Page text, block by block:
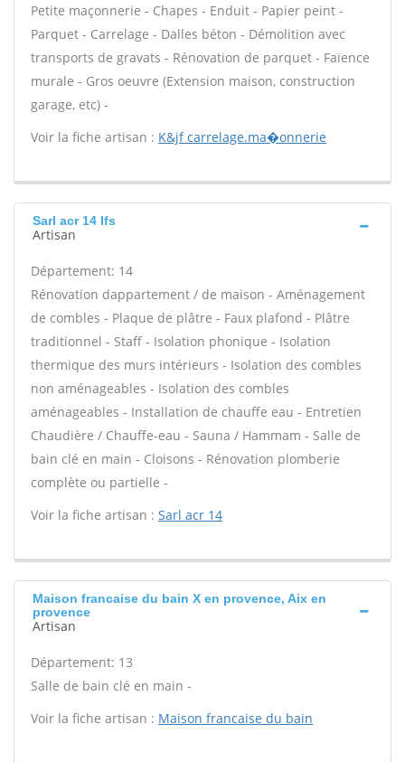
Petite maçonnerie - Chapes - Enduit - Papier peint -
Parquet - Carrelage - Dalles béton - Démolition avec
transports de gravats - Rénovation de parquet - Faïence
murale - Gros oeuvre (Extension maison, construction
garage, etc) -
Voir la fiche artisan : K&jf carrelage.ma�onnerie
Sarl acr 14 Ifs
Artisan
Département: 14
Rénovation dappartement / de maison - Aménagement
de combles - Plaque de plâtre - Faux plafond - Plâtre
traditionnel - Staff - Isolation phonique - Isolation
thermique des murs intérieurs - Isolation des combles
non aménageables - Isolation des combles
aménageables - Installation de chauffe eau - Entretien
Chaudière / Chauffe-eau - Sauna / Hammam - Salle de
bain clé en main - Cloisons - Rénovation plomberie
complète ou partielle -
Voir la fiche artisan : Sarl acr 14
Maison francaise du bain X en provence, Aix en
provence
Artisan
Département: 13
Salle de bain clé en main -
Voir la fiche artisan : Maison francaise du bain